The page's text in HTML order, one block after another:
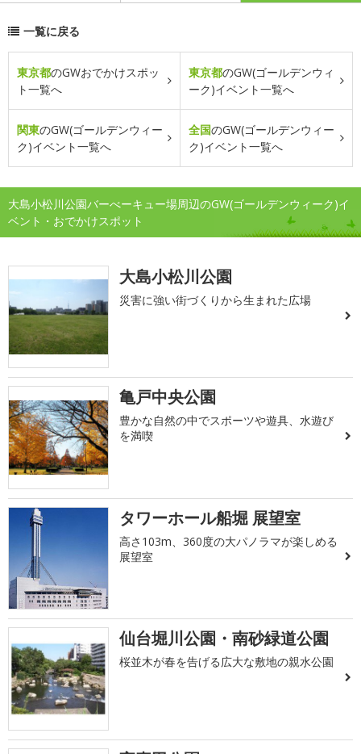
一覧に戻る
東京都のGWおでかけスポッ
ト一覧へ
東京都のGW(ゴールデンウィ
ーク)イベント一覧へ
関東のGW(ゴールデンウィー
ク)イベント一覧へ
全国のGW(ゴールデンウィー
ク)イベント一覧へ
大島小松川公園バーべーキュー場周辺のGW(ゴールデンウィーク)イ
ベント・おでかけスポット
大島小松川公園
災害に強い街づくりから生まれた広場
亀戸中央公園
豊かな自然の中でスポーツや遊具、水遊び
を満喫
タワーホール船堀 展望室
高さ103m、360度の大パノラマが楽しめる
展望室
仙台堀川公園・南砂緑道公園
桜並木が春を告げる広大な敷地の親水公園